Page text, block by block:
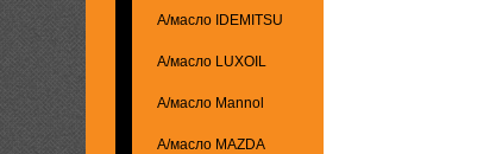
А/масло IDEMITSU
А/масло LUXOIL
А/масло Mannol
А/масло MAZDA